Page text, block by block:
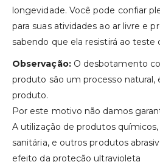
longevidade. Você pode confiar
para suas atividades ao ar livre e
sabendo que ela resistirá ao teste
Observação:O desbotamento
produto são um processo natural,
produto.
Por este motivo não damos
A utilização de produtos
sanitária, e outros produtos
efeito da proteção ultravioleta